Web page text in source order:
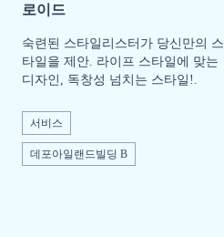
로이드
숙련된 스타일리스터가 당신만의 스
타일을 제안. 라이프 스타일에 맞는
디자인, 독창성 넘치는 스타일!.
서비스
데포아일랜드빌딩 B